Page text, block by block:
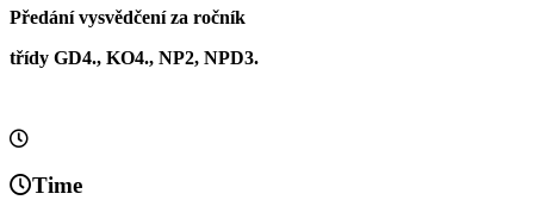
Předání vysvědčení za ročník
třídy GD4., KO4., NP2, NPD3.
Time